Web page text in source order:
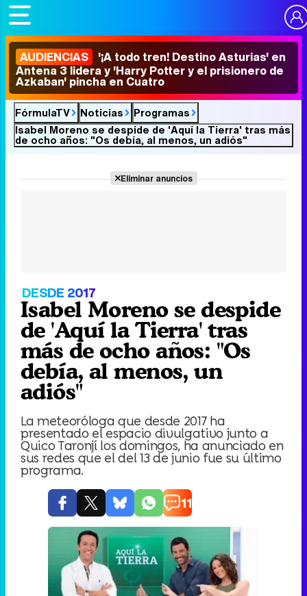
AUDIENCIAS '¡A todo tren! Destino Asturias' en
Antena 3 lidera y 'Harry Potter y el prisionero de
Azkaban' pincha en Cuatro
FórmulaTV Noticias
Programas
Isabel Moreno se despide de 'Aquí la Tierra' tras más
de ocho años: "Os debía, al menos, un adiós"
Eliminar anuncios
DESDE 2017
Isabel Moreno se despide
de 'Aquí la Tierra' tras
más de ocho años: "Os
debía, al menos, un
adiós"
La meteoróloga que desde 2017 ha
presentado el espacio divulgativo junto a
Quico Taronjí los domingos, ha anunciado en
sus redes que el del 13 de junio fue su último
programa.
11